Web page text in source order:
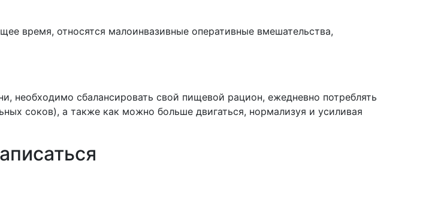
время, относятся малоинвазивные оперативные вмешательства,
необходимо сбалансировать свой пищевой рацион, ежедневно потреблять
соков), а также как можно больше двигаться, нормализуя и усиливая